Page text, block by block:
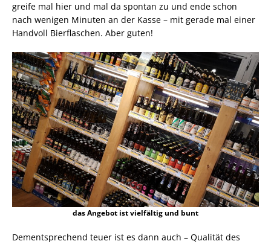
greife mal hier und mal da spontan zu und ende schon
nach wenigen Minuten an der Kasse – mit gerade mal einer
Handvoll Bierflaschen. Aber guten!
das Angebot ist vielfältig und bunt
Dementsprechend teuer ist es dann auch – Qualität des